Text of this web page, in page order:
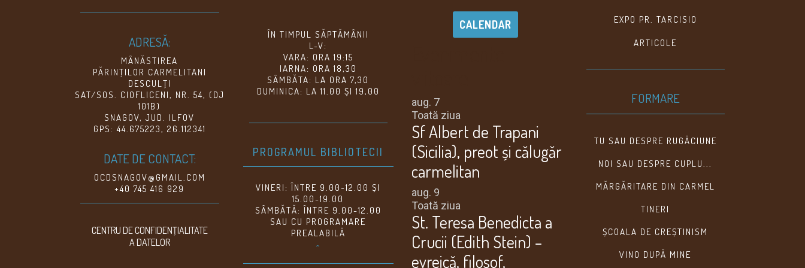
ADRESĂ:
MÂNĂSTIREA
PĂRINŢILOR CARMELITANI
DESCULŢI
SAT/SOS. CIOFLICENI, NR. 54, (DJ
101B)
SNAGOV, JUD. ILFOV
GPS: 44.675223, 26.112341
DATE DE CONTACT:
OCDSNAGOV@GMAIL.COM
+40 745 416 929
CENTRU DE CONFIDENŢIALITATE
A DATELOR
ÎN TIMPUL SĂPTĂMÂNII
L-V:
VARA: ORA 19:15
IARNA: ORA 18,30
SÂMBĂTA: LA ORA 7,30
DUMINICA: LA 11.00 ȘI 19,00
PROGRAMUL BIBLIOTECII
VINERI: ÎNTRE 9.00-12.00 ȘI
15.00-19.00
SÂMBĂTĂ: ÎNTRE 9.00-12.00
SAU CU PROGRAMARE
PREALABILĂ
^
CALENDAR
aug. 7
Toată ziua
Sf Albert de Trapani
(Sicilia), preot și călugăr
carmelitan
aug. 9
Toată ziua
St. Teresa Benedicta a
Crucii (Edith Stein) –
evreică, filosof,
EXPO PR. TARCISIO
ARTICOLE
FORMARE
TU SAU DESPRE RUGĂCIUNE
NOI SAU DESPRE CUPLU...
MĂRGĂRITARE DIN CARMEL
TINERI
ȘCOALA DE CREȘTINISM
VINO DUPĂ MINE